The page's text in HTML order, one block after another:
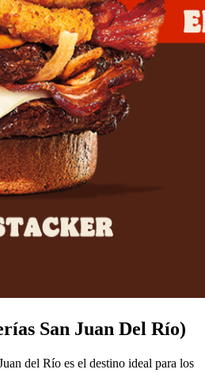
San Juan Del Río)
del Río es el destino ideal para los